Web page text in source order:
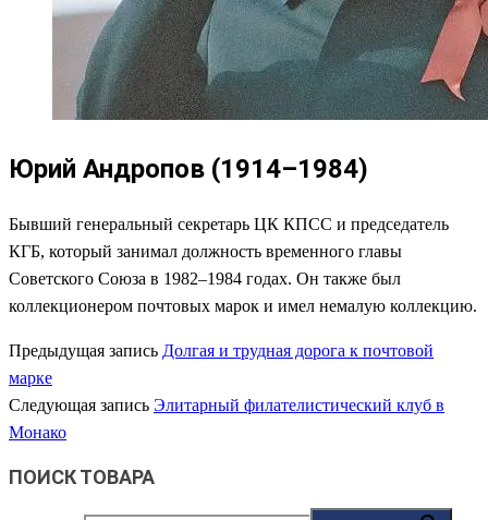
Юрий Андропов (1914–1984)
Бывший генеральный секретарь ЦК КПСС и председатель
КГБ, который занимал должность временного главы
Советского Союза в 1982–1984 годах. Он также был
коллекционером почтовых марок и имел немалую коллекцию.
Предыдущая запись Долгая и трудная дорога к почтовой
марке
Следующая запись Элитарный филателистический клуб в
Монако
ПОИСК ТОВАРА